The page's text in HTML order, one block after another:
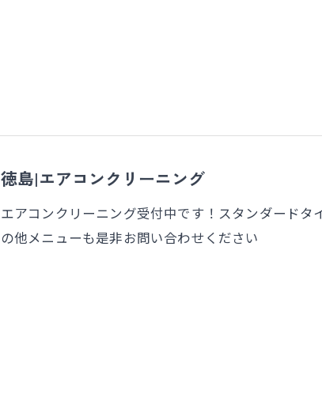
徳島|エアコンクリーニング
エアコンクリーニング受付中です！スタンダードタ
の他メニューも是非お問い合わせください